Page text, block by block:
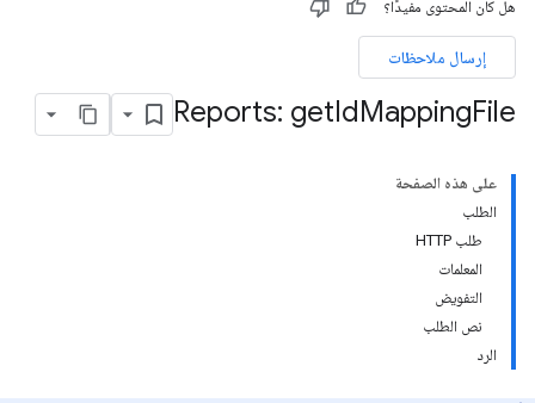
هل كان المحتوى مفيدًا؟
إرسال ملاحظات
Reports: getIdMappingFile
على هذه الصفحة
الطلب
طلب HTTP
المعلمات
التفويض
نص الطلب
الرد